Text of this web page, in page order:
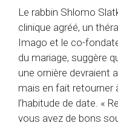
Le rabbin Shlomo
clinique agréé, un
Imago et le co-
du mariage, suggère
une ornière devraient
mais en fait retourner
l’habitude de date. «
vous avez de bons